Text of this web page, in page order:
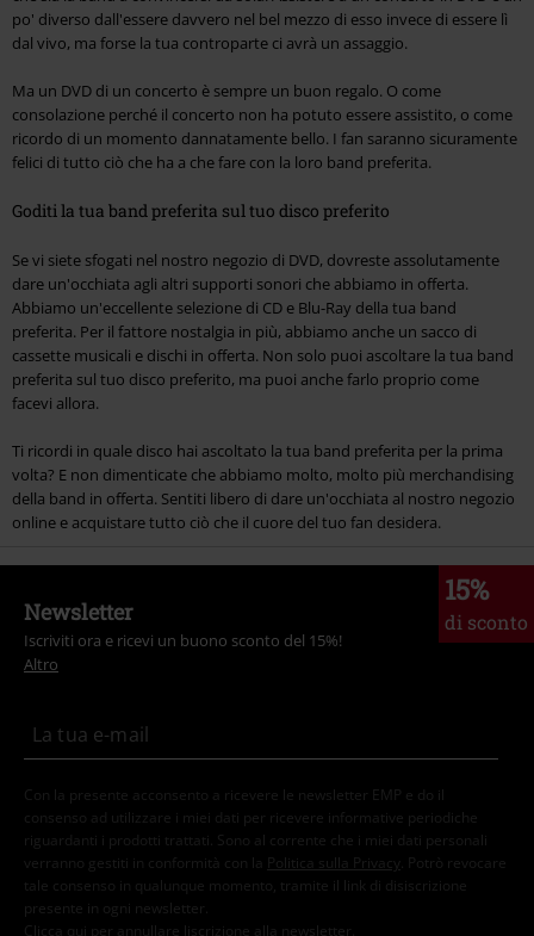
po' diverso dall'essere davvero nel bel mezzo di esso invece di essere lì
dal vivo, ma forse la tua controparte ci avrà un assaggio.
Ma un DVD di un concerto è sempre un buon regalo. O come
consolazione perché il concerto non ha potuto essere assistito, o come
ricordo di un momento dannatamente bello. I fan saranno sicuramente
felici di tutto ciò che ha a che fare con la loro band preferita.
Goditi la tua band preferita sul tuo disco preferito
Se vi siete sfogati nel nostro negozio di DVD, dovreste assolutamente
dare un'occhiata agli altri supporti sonori che abbiamo in offerta.
Abbiamo un'eccellente selezione di CD e Blu-Ray della tua band
preferita. Per il fattore nostalgia in più, abbiamo anche un sacco di
cassette musicali e dischi in offerta. Non solo puoi ascoltare la tua band
preferita sul tuo disco preferito, ma puoi anche farlo proprio come
facevi allora.
Ti ricordi in quale disco hai ascoltato la tua band preferita per la prima
volta? E non dimenticate che abbiamo molto, molto più merchandising
della band in offerta. Sentiti libero di dare un'occhiata al nostro negozio
online e acquistare tutto ciò che il cuore del tuo fan desidera.
15%
di sconto
Newsletter
Iscriviti ora e ricevi un buono sconto del 15%!
Altro
Con la presente acconsento a ricevere le newsletter EMP e do il
consenso ad utilizzare i miei dati per ricevere informative periodiche
riguardanti i prodotti trattati. Sono al corrente che i miei dati personali
verranno gestiti in conformità con la
Politica sulla Privacy
. Potrò revocare
tale consenso in qualunque momento, tramite il link di disiscrizione
presente in ogni newsletter.
Clicca qui per annullare liscrizione alla newsletter.